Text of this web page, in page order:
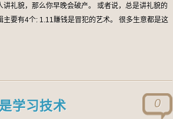
礼貌，那么你早晚会破产。 或者说，总是讲礼貌的
要有4个: 1.11賺钱是冒犯的艺术。 很多生意都是这
学习技术 0